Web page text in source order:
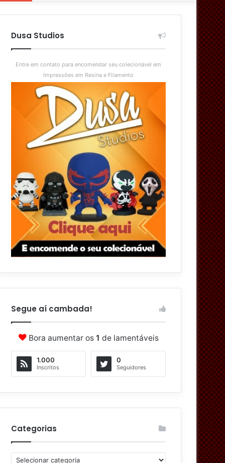
skin
aleatório
Dusa Studios
Entre em contato para encomendar seu colecionável em
Impressões em Resina e Filamento
Segue aí cambada!
Bora aumentar os 1 de lamentáveis
1.000
Inscritos
0
Seguidores
Categorias